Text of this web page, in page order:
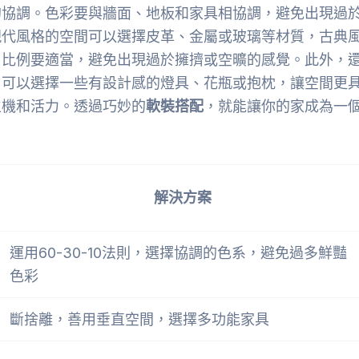
調。色彩要與牆面、地板和家具相協調，避免出現過
風格的空間可以選擇皮革、金屬或玻璃等材質，古典
例要適當，避免出現過於擁擠或空曠的感覺。此外，
以選擇一些有設計感的燈具、花瓶或抱枕，讓空間更
和活力。透過巧妙的軟裝搭配 ，就能讓你的家成為一
解決方案
運用60-30-10法則，選擇協調的色系，避免過多鮮豔
色彩
斷捨離，善用垂直空間，選擇多功能家具